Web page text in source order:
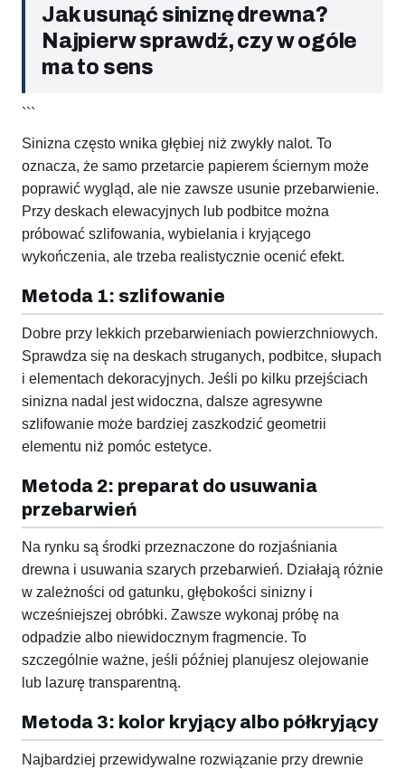
Jak usunąć siniznę drewna?
Najpierw sprawdź, czy w ogóle
ma to sens
```
Sinizna często wnika głębiej niż zwykły nalot. To
oznacza, że samo przetarcie papierem ściernym może
poprawić wygląd, ale nie zawsze usunie przebarwienie.
Przy deskach elewacyjnych lub podbitce można
próbować szlifowania, wybielania i kryjącego
wykończenia, ale trzeba realistycznie ocenić efekt.
Metoda 1: szlifowanie
Dobre przy lekkich przebarwieniach powierzchniowych.
Sprawdza się na deskach struganych, podbitce, słupach
i elementach dekoracyjnych. Jeśli po kilku przejściach
sinizna nadal jest widoczna, dalsze agresywne
szlifowanie może bardziej zaszkodzić geometrii
elementu niż pomóc estetyce.
Metoda 2: preparat do usuwania
przebarwień
Na rynku są środki przeznaczone do rozjaśniania
drewna i usuwania szarych przebarwień. Działają różnie
w zależności od gatunku, głębokości sinizny i
wcześniejszej obróbki. Zawsze wykonaj próbę na
odpadzie albo niewidocznym fragmencie. To
szczególnie ważne, jeśli później planujesz olejowanie
lub lazurę transparentną.
Metoda 3: kolor kryjący albo półkryjący
Najbardziej przewidywalne rozwiązanie przy drewnie